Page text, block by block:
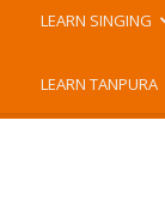
LEARN SINGING
LEARN TANPURA